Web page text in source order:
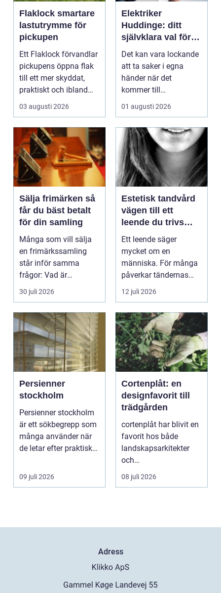
Flaklock smartare
lastutrymme för
pickupen
Ett Flaklock förvandlar
pickupens öppna flak
till ett mer skyddat,
praktiskt och ibland
också mer br...
03 augusti 2026
Elektriker
Huddinge: ditt
självklara val för
säker elinstallation
Det kan vara lockande
att ta saker i egna
händer när det
kommer till
hemförbättr...
01 augusti 2026
Sälja frimärken så
får du bäst betalt
för din samling
Många som vill sälja
en frimärkssamling
står inför samma
frågor: Vad är
samlingen värd? Var
vänder m...
30 juli 2026
Estetisk tandvård
vägen till ett
leende du trivs
med
Ett leende säger
mycket om en
människa. För många
påverkar tändernas
utseende både
självförtroendet ...
12 juli 2026
Persienner
stockholm
Persienner stockholm
är ett sökbegrepp som
många använder när
de letar efter praktiska
09 juli 2026
Cortenplåt: en
designfavorit till
trädgården
cortenplåt har blivit en
favorit hos både
landskapsarkitekter
och
trädgårdsentusiaster.
Det är ett m...
08 juli 2026
Adress